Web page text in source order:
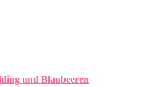
und Blaubeeren